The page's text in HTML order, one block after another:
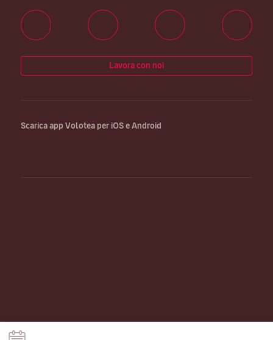
Lavora con noi
Scarica app Volotea per iOS e Android